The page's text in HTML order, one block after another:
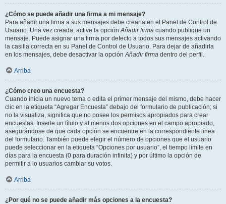
¿Cómo se puede añadir una firma a mi mensaje?
Para añadir una firma a sus mensajes debe crearla en el Panel de Control de
Usuario. Una vez creada, active la opciónAñadir firma cuando publique un
mensaje. Puede asignar una firma por defecto a todos sus mensajes activando
la casilla correcta en su Panel de Control de Usuario. Para dejar de añadirla
en los mensajes, debe desactivar la opciónAñadir firma dentro del perfil.
Arriba
¿Cómo creo una encuesta?
Cuando inicia un nuevo tema o edita el primer mensaje del mismo, debe hacer
clic en la etiqueta “Agregar Encuesta” debajo del formulario de publicación; si
no la visualiza, significa que no posee los permisos apropiados para crear
encuestas. Inserte un título y al menos dos opciones en el campo apropiado,
asegurándose de que cada opción se encuentre en la correspondiente línea
del formulario. También puede elegir el número de opciones que el usuario
puede seleccionar en la etiqueta “Opciones por usuario”, el tiempo límite en
días para la encuesta (0 para duración infinita) y por último la opción de
permitir a lo usuarios cambiar su votos.
Arriba
¿Por qué no se puede añadir más opciones a la encuesta?